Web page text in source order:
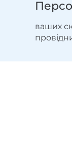
ваших